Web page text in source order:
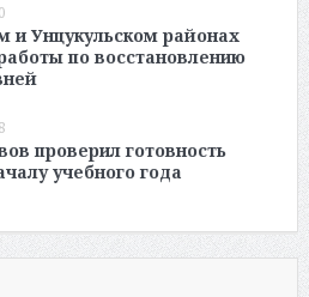
и Унцукульском районах
по восстановлению
проверил готовность
учебного года